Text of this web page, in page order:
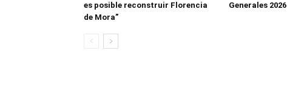
es posible reconstruir Florencia
de Mora”
Generales 2026